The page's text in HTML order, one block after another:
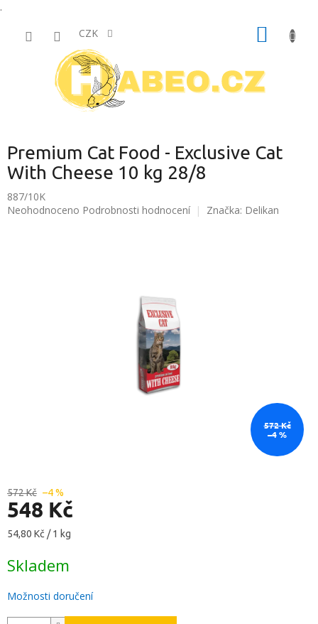
.
CZK
Premium Cat Food - Exclusive Cat
With Cheese 10 kg 28/8
887/10K
Průměrné
Neohodnoceno Podrobnosti hodnocení Značka: Delikan
572 Kč
–4 %
572 Kč –4 %
548 Kč
Měrná
54,80 Kč / 1 kg
Skladem
Možnosti doručení